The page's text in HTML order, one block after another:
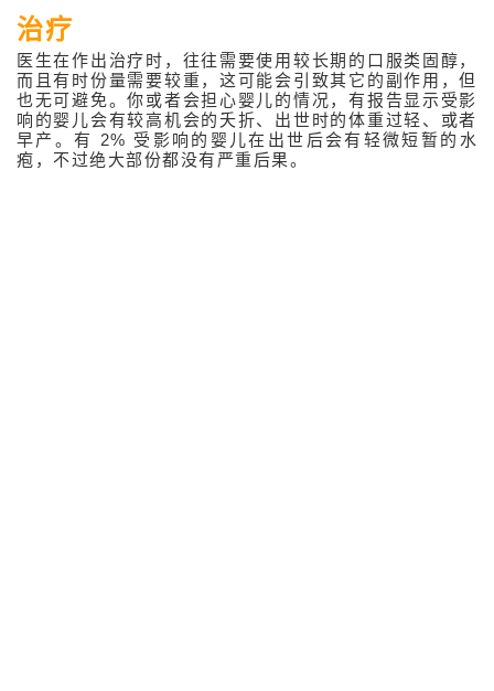
感染性皮肤病
头发及甲问题
关于体重管理
抗衰老贺尔蒙
治疗
医生在作出治疗时，往往需要使用较长期的口服类固醇，
而且有时份量需要较重，这可能会引致其它的副作用，但
也无可避免。你或者会担心婴儿的情况，有报告显示受影
响的婴儿会有较高机会的夭折、出世时的体重过轻、或者
早产。有 2% 受影响的婴儿在出世后会有轻微短暂的水
疱，不过绝大部份都没有严重后果。